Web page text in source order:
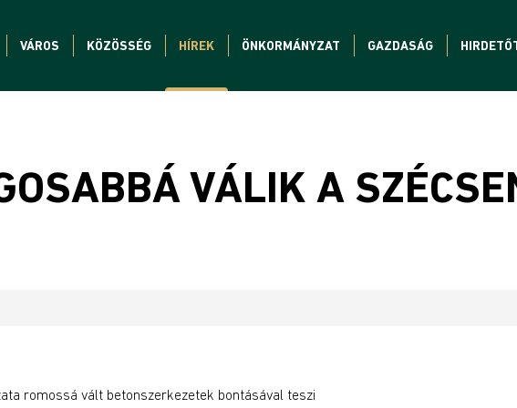
VÁROS KÖZÖSSÉG HÍREK ÖNKORMÁNYZAT GAZDASÁG
VÁLIK A
romossá vált betonszerkezetek bontásával teszi